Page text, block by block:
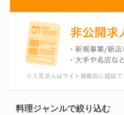
料理ジャンルで絞り込む